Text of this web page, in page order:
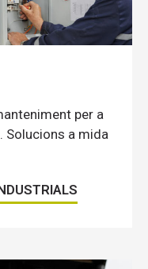
per a
Solucions a mida